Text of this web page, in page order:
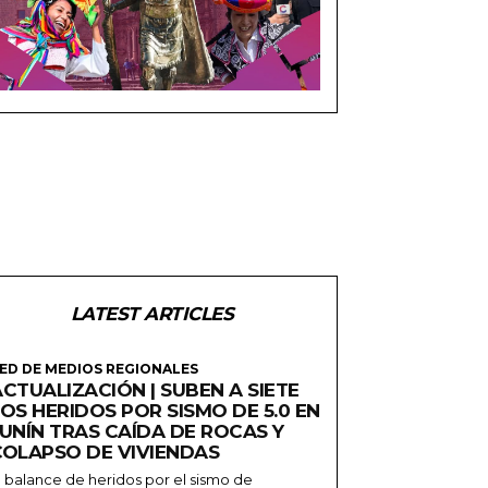
LATEST ARTICLES
DE MEDIOS REGIONALES
| SUBEN A SIETE
HERIDOS POR SISMO DE 5.0 EN
TRAS CAÍDA DE ROCAS Y
DE VIVIENDAS
balance de heridos por el sismo de